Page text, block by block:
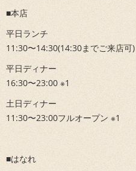
■本店
平日ランチ
11:30〜14:30(14:30までご来店可)
平日ディナー
16:30〜23:00 ※1
土日ディナー
11:30〜23:00フルオープン ※1
■はなれ